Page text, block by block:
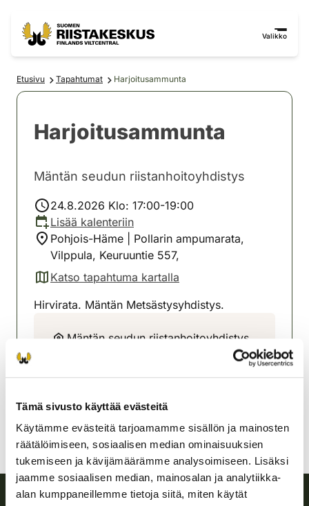
Tämä sivusto käyttää evästeitä
Käytämme evästeitä tarjoamamme sisällön ja mainosten
räätälöimiseen, sosiaalisen median ominaisuuksien
tukemiseen ja kävijämäärämme analysoimiseen. Lisäksi
jaamme sosiaalisen median, mainosalan ja analytiikka-
alan kumppaneillemme tietoja siitä, miten käytät
Valikko
Etusivu Tapahtumat Harjoitusammunta
Harjoitusammunta
Mäntän seudun riistanhoitoyhdistys
24.8.2026 Klo: 17:00-19:00
Lisää kalenteriin
Pohjois-Häme | Pollarin ampumarata,
Vilppula, Keuruuntie 557,
Katso tapahtuma kartalla
(avautuu uuteen välilehteen)
Hirvirata. Mäntän Metsästysyhdistys.
Mäntän seudun riistanhoitoyhdistys